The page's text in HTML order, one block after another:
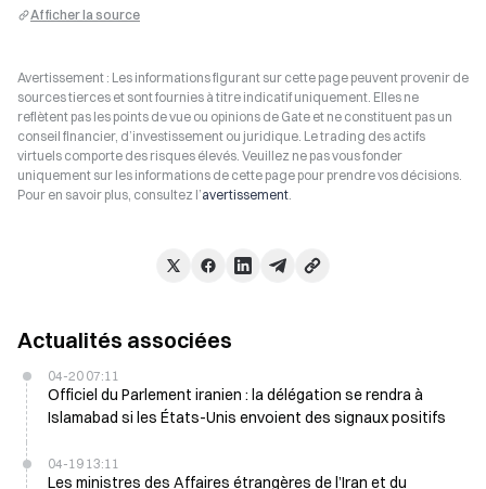
Afficher la source
Avertissement : Les informations figurant sur cette page peuvent provenir de
sources tierces et sont fournies à titre indicatif uniquement. Elles ne
reflètent pas les points de vue ou opinions de Gate et ne constituent pas un
conseil financier, d’investissement ou juridique. Le trading des actifs
virtuels comporte des risques élevés. Veuillez ne pas vous fonder
uniquement sur les informations de cette page pour prendre vos décisions.
Pour en savoir plus, consultez l’avertissement.
Actualités associées
04-20 07:11
Officiel du Parlement iranien : la délégation se rendra à
Islamabad si les États-Unis envoient des signaux positifs
04-19 13:11
Les ministres des Affaires étrangères de l’Iran et du